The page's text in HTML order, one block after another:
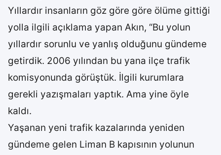
Yıllardır insanların göz göre göre ölüme gittiği
yolla ilgili açıklama yapan Akın, “Bu yolun
yıllardır sorunlu ve yanlış olduğunu gündeme
getirdik. 2006 yılından bu yana ilçe trafik
komisyonunda görüştük. İlgili kurumlara
gerekli yazışmaları yaptık. Ama yine öyle
kaldı.
Yaşanan yeni trafik kazalarında yeniden
gündeme gelen Liman B kapısının yolunun